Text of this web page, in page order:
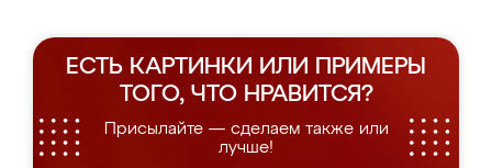
ЕСТЬ КАРТИНКИ ИЛИ ПРИМЕРЫ
ТОГО, ЧТО НРАВИТСЯ?
Присылайте — сделаем также или
лучше!